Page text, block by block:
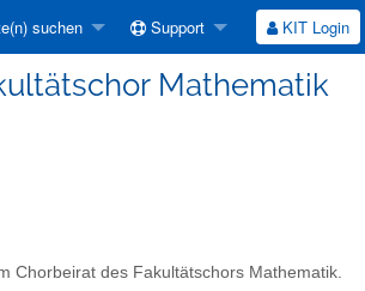
suchen Support KIT Login
Mathematik
Chorbeirat des Fakultätschors Mathematik.